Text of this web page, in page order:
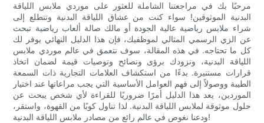
مرحبًا بك في مراجعتنا الشاملة للعثور على موردي ملابس اللياقة
البدنية الموثوقين! سواء كنت من عشاق اللياقة البدنية وتتطلع إلى
شراء ملابس رياضية عالية الجودة أو مالك صالة ألعاب رياضية تبحث
عن الزي الرسمي المثالي لموظفيك، فإن هذا الدليل النهائي يوفر لك
كل ما تحتاجه. في هذه المقالة، سوف نتعمق في عالم موردي ملابس
اللياقة البدنية، ونزودك برؤى ونصائح وتوصيات قيمة لضمان اتخاذ
قرارات مستنيرة. بدءًا من استكشاف العلامات التجارية ذات السمعة
الطيبة ووصولاً إلى فهم العوامل الأساسية التي يجب مراعاتها عند اختيار
الموردين، يعد هذا الدليل أمرًا ضروريًا للقراءة لأي شخص يبحث عن
حلول موثوقة لملابس اللياقة البدنية. لذا تناول كوبًا من القهوة، واستقر،
ودعنا نغوص في عالم رائع من مصادر ملابس اللياقة البدنية!